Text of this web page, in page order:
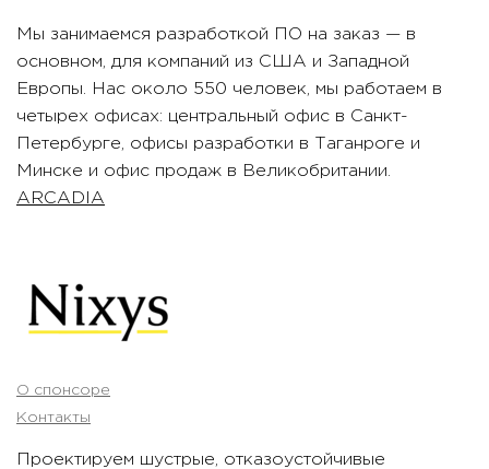
Мы занимаемся разработкой ПО на заказ — в
основном, для компаний из США и Западной
Европы. Нас около 550 человек, мы работаем в
четырех офисах: центральный офис в Санкт-
Петербурге, офисы разработки в Таганроге и
Минске и офис продаж в Великобритании.
ARCADIA
О спонсоре
Контакты
Проектируем шустрые, отказоустойчивые